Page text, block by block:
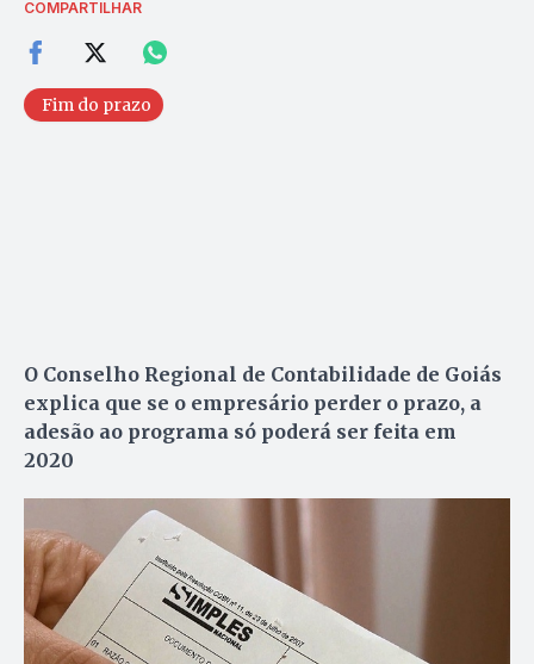
COMPARTILHAR
Fim do prazo
O Conselho Regional de Contabilidade de Goiás
explica que se o empresário perder o prazo, a
adesão ao programa só poderá ser feita em
2020